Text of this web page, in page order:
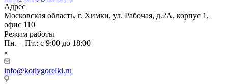
Адрес
Московская область, г. Химки, ул. Рабочая, д.2А, корпус 1,
офис 110
Режим работы
Пн. – Пт.: с 9:00 до 18:00
info@kotlygorelki.ru